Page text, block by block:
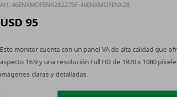
46ENXMOFENX282275F-46ENXMOFENX28
USD 95
Este monitor cuenta con un panel VA de alta calidad que
aspecto 16:9 y una resolución Full HD de 1920 x 1080
imágenes claras y detalladas.